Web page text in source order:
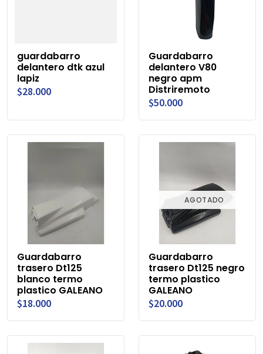
guardabarro
delantero dtk azul
lapiz
$28.000
Guardabarro
delantero V80
negro apm
Distriremoto
$50.000
Guardabarro
trasero Dt125
blanco termo
plastico GALEANO
$18.000
AGOTADO
Guardabarro
trasero Dt125 negro
termo plastico
GALEANO
$20.000